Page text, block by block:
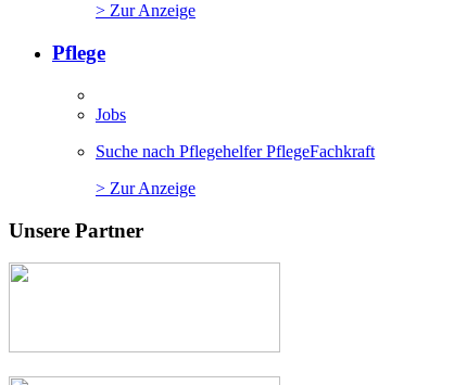
> Zur Anzeige
Pflege
Jobs
Suche nach Pflegehelfer PflegeFachkraft
> Zur Anzeige
Unsere Partner